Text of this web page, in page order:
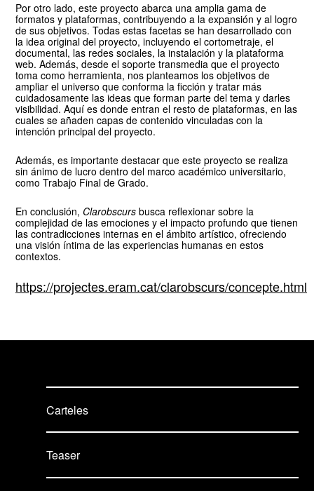
Por otro lado, este proyecto abarca una amplia gama de
formatos y plataformas, contribuyendo a la expansión y al logro
de sus objetivos. Todas estas facetas se han desarrollado con
la idea original del proyecto, incluyendo el cortometraje, el
documental, las redes sociales, la instalación y la plataforma
web. Además, desde el soporte transmedia que el proyecto
toma como herramienta, nos planteamos los objetivos de
ampliar el universo que conforma la ficción y tratar más
cuidadosamente las ideas que forman parte del tema y darles
visibilidad. Aquí es donde entran el resto de plataformas, en las
cuales se añaden capas de contenido vinculadas con la
intención principal del proyecto.
Además, es importante destacar que este proyecto se realiza
sin ánimo de lucro dentro del marco académico universitario,
como Trabajo Final de Grado.
En conclusión, Clarobscurs busca reflexionar sobre la
complejidad de las emociones y el impacto profundo que tienen
las contradicciones internas en el ámbito artístico, ofreciendo
una visión íntima de las experiencias humanas en estos
contextos.
https://projectes.eram.cat/clarobscurs/concepte.html
Carteles
Teaser